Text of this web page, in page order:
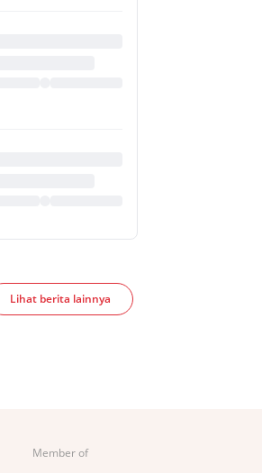
Lihat berita lainnya
Member of